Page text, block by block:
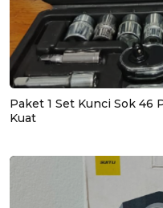
Paket 1 Set Kunci Sok 46
Kuat